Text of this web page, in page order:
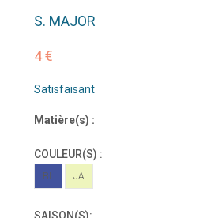
S. MAJOR
4 €
Satisfaisant
Matière(s) :
COULEUR(S) :
BL JA